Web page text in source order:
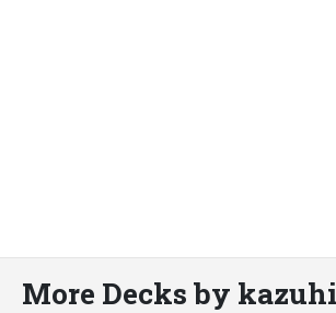
More Decks by